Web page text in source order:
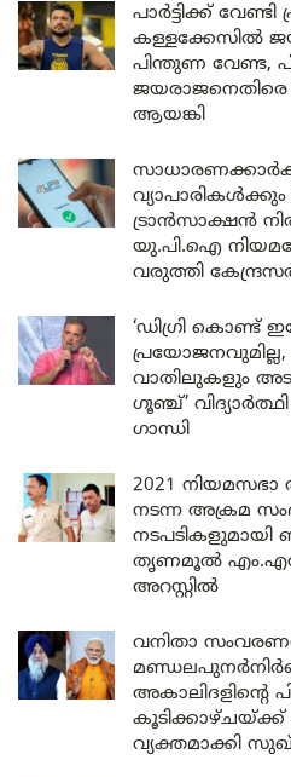
പാർട്ടിക്ക്
കള്ളക്കേസിൽ
പിന്തുണ വേണ്ട,
ആയങ്കി
ട്രാൻസാക്ഷൻ
യു.പി.ഐ
വരുത്തി
‘ഡിഗ്രി കൊണ്ട്
വാതിലുകളും
ഗൂഞ്ച്’
ഗാന്ധി
2021 നിയമസഭാ
നടന്ന അക്രമ
തൃണമൂൽ
അറസ്റ്റിൽ
വനിതാ
അകാലിദളിന്റെ
കൂടിക്കാഴ്ചയ്ക്ക്
വ്യക്തമാക്കി